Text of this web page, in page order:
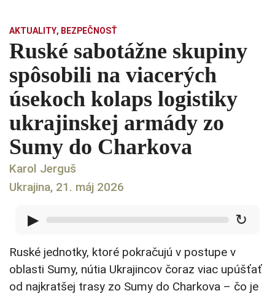
AKTUALITY, BEZPEČNOSŤ
Ruské sabotážne skupiny
spôsobili na viacerých
úsekoch kolaps logistiky
ukrajinskej armády zo
Sumy do Charkova
Karol Jerguš
Ukrajina, 21. máj 2026
▶ ↻
Ruské jednotky, ktoré pokračujú v postupe v
oblasti Sumy, nútia Ukrajincov čoraz viac upúšťať
od najkratšej trasy zo Sumy do Charkova – čo je